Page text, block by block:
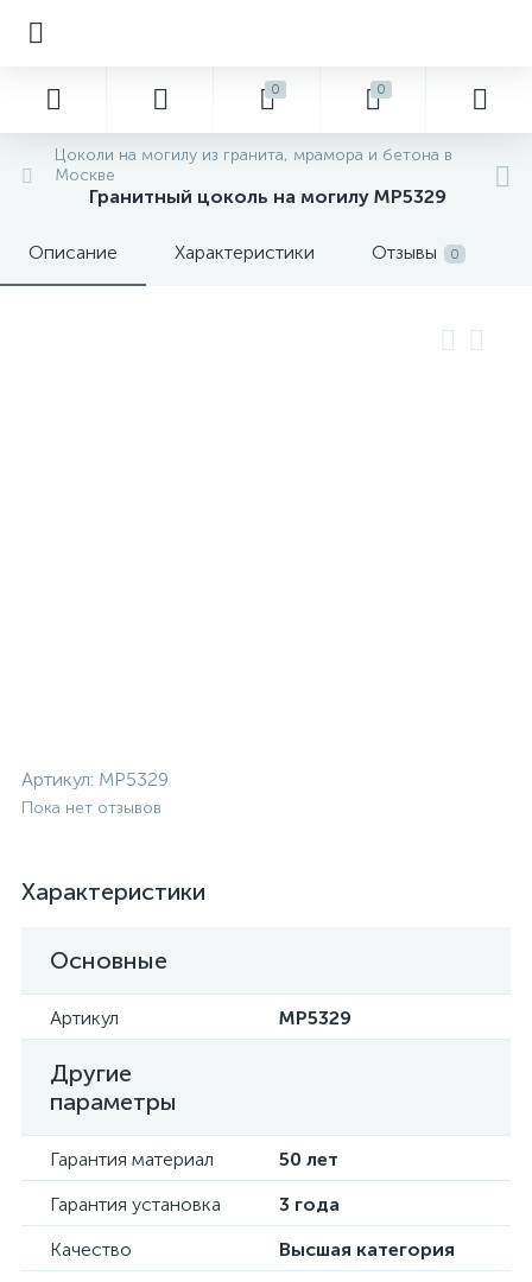
0 0
Цоколи на могилу из гранита, мрамора и бетона в
Москве
Гранитный цоколь на могилу MP5329
Описание Характеристики Отзывы 0
Артикул: MP5329
Пока нет отзывов
Характеристики
Основные
Артикул MP5329
Другие
параметры
Гарантия материал
50 лет
Гарантия установка
3 года
Качество
Высшая категория